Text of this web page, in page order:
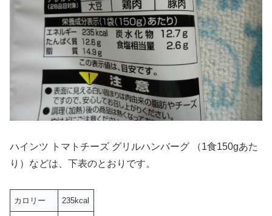
ハインツ トマトチーズ グリルハンバーグ （1食150gあた
り）などは、下表のとおりです。
カロリー 235kcal